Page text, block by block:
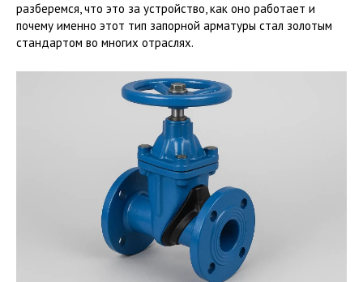
разберемся, что это за устройство, как оно работает и
почему именно этот тип запорной арматуры стал золотым
стандартом во многих отраслях.